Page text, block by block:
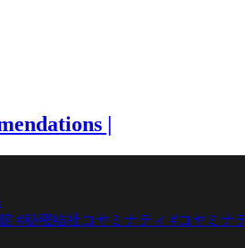
|
#秘密結社コヤミナティ #コヤミナ